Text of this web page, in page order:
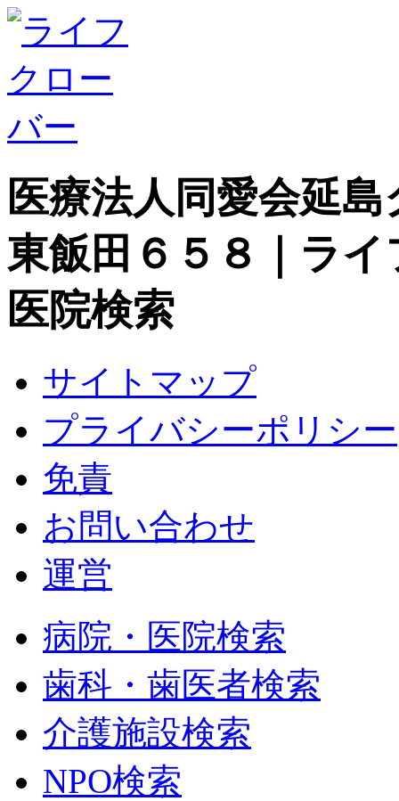
医療法人同愛会延
東飯田６５８｜ラ
医院検索
サイトマップ
プライバシーポリシー
免責
お問い合わせ
運営
病院・医院検索
歯科・歯医者検索
介護施設検索
NPO検索